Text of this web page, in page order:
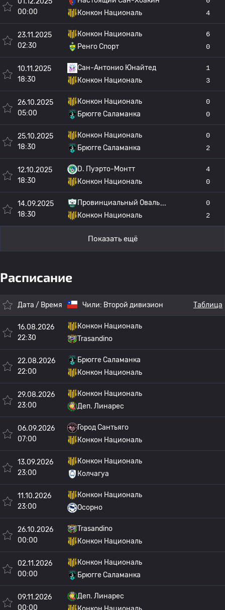
00:00
Конкон Националь
4
23.11.2025
02:30
Конкон Националь
Ренго Спорт
6
0
10.11.2025
18:30
Сан-Антонио Юнайтед
Конкон Националь
1
3
26.10.2025
05:00
Конкон Националь
Брюгге Саламанка
0
0
25.10.2025
18:30
Конкон Националь
Брюгге Саламанка
0
2
12.10.2025
18:30
D. Пуэрто-Монтт
Конкон Националь
4
0
14.09.2025
18:30
Провинциальный Оваль
Конкон Националь
0
2
Показать ещё
Расписание
Дата / Время Чили: Второй дивизион Таблица
16.08.2026
22:30
Конкон Националь
Trasandino
22.08.2026
22:00
Брюгге Саламанка
Конкон Националь
29.08.2026
23:00
Конкон Националь
Деп. Линарес
06.09.2026
07:00
Город Сантьяго
Конкон Националь
13.09.2026
23:00
Конкон Националь
Колчагуа
11.10.2026
23:00
Конкон Националь
Осорно
26.10.2026
00:00
Trasandino
Конкон Националь
02.11.2026
00:00
Конкон Националь
Брюгге Саламанка
09.11.2026
00:00
Деп. Линарес